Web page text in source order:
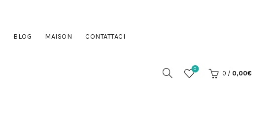
BLOG MAISON CONTATTACI
0
0 / 0,00€